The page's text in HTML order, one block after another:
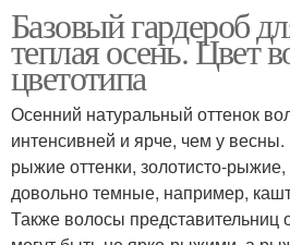
Базовый гардероб
теплая осень. Цвет
цветотипа
Осенний натуральный оттенок
интенсивней и ярче, чем у
рыжие оттенки, золотисто-рыжие,
довольно темные, например,
Также волосы представительниц